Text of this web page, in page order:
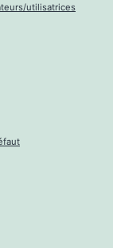
utilisatrices